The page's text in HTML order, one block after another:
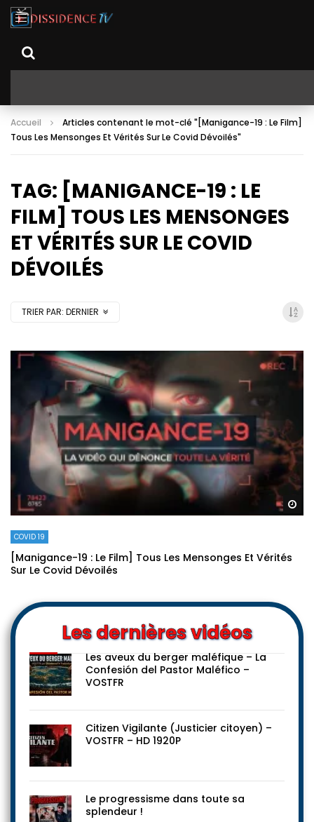
Accueil
Articles contenant le mot-clé "[Manigance-19 : Le Film]
Tous Les Mensonges Et Vérités Sur Le Covid Dévoilés"
TAG: [MANIGANCE-19 : LE
FILM] TOUS LES MENSONGES
ET VÉRITÉS SUR LE COVID
DÉVOILÉS
TRIER PAR: DERNIER
COVID 19
[Manigance-19 : Le Film] Tous Les Mensonges Et Vérités
Sur Le Covid Dévoilés
Les dernières vidéos
Les aveux du berger maléfique – La
Confesión del Pastor Maléfico –
VOSTFR
Citizen Vigilante (Justicier citoyen) –
VOSTFR – HD 1920P
Le progressisme dans toute sa
splendeur !